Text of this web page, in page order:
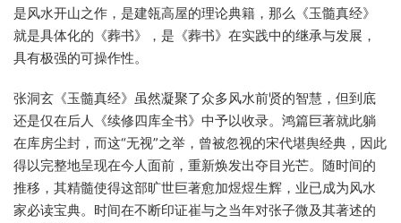
是风水开山之作，是建瓴高屋的理论典籍，那么《玉髓真经》
就是具体化的《葬书》，是《葬书》在实践中的继承与发展，
具有极强的可操作性。
张洞玄《玉髓真经》虽然凝聚了众多风水前贤的智慧，但到底
还是仅在后人《续修四库全书》中予以收录。鸿篇巨著就此躺
在库房尘封，而这“无视”之举，曾被忽视的宋代堪舆经典，因此
得以完整地呈现在今人面前，重新焕发出夺目光芒。随时间的
推移，其精髓使得这部旷世巨著愈加煜煜生辉，业已成为风水
家必读宝典。时间在不断印证崔与之当年对张子微及其著述的